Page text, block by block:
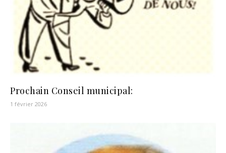
Prochain Conseil municipal:
1 février 2026